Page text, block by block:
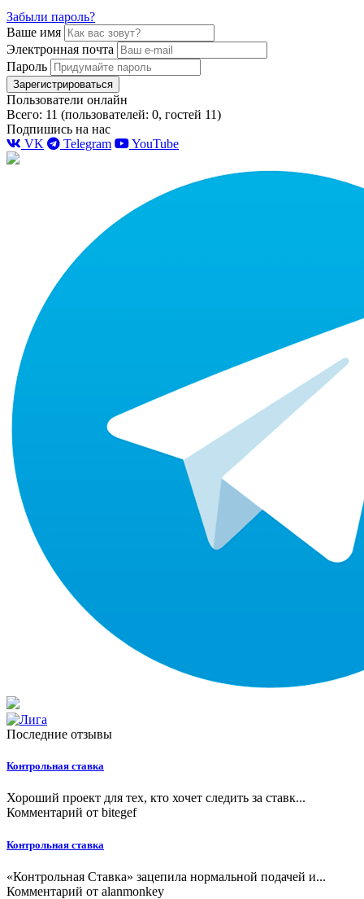
Забыли пароль?
Ваше имя
Электронная почта
Пароль
Зарегистрироваться
Пользователи онлайн
Всего: 11 (пользователей: 0, гостей 11)
Подпишись на нас
VK
Telegram YouTube
Последние отзывы
Контрольная ставка
Хороший проект для тех, кто хочет следить за ставк...
Комментарий от bitegef
Контрольная ставка
«Контрольная Ставка» зацепила нормальной подачей и...
Комментарий от alanmonkey